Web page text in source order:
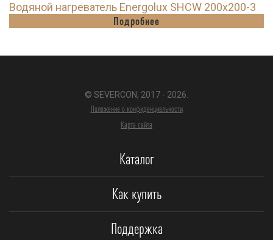
Водяной нагреватель Energolux SHCW 200x200-3
Подробнее
© SEVERCON, 2017 - 2026.
Положение о конфиденциальности
Карта сайта
Каталог
Как купить
Поддержка